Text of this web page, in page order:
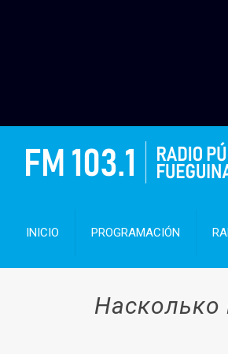
INICIO PROGRAMACIÓN
Насколько